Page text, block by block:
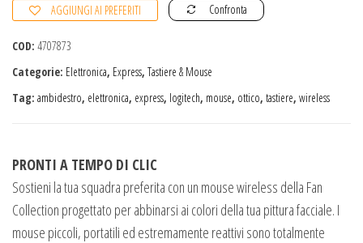
5
AGGIUNGI AI PREFERITI Confronta
COD: 4707873
Categorie: Elettronica, Express, Tastiere & Mouse
Tag: ambidestro, elettronica, express, logitech, mouse, ottico, tastiere, wireless
PRONTI A TEMPO DI CLIC
Sostieni la tua squadra preferita con un mouse wireless della Fan
Collection progettato per abbinarsi ai colori della tua pittura facciale. I
mouse piccoli, portatili ed estremamente reattivi sono totalmente